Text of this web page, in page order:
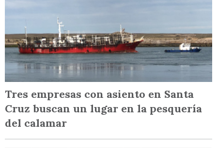
Tres empresas con asiento en Santa
Cruz buscan un lugar en la pesquería
del calamar